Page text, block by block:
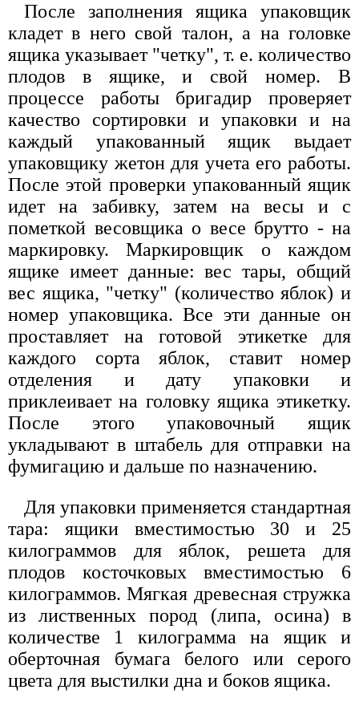
После заполнения ящика упаковщик
кладет в него свой талон, а на головке
ящика указывает "четку", т. е. количество
плодов в ящике, и свой номер. В
процессе работы бригадир проверяет
качество сортировки и упаковки и на
каждый упакованный ящик выдает
упаковщику жетон для учета его работы.
После этой проверки упакованный ящик
идет на забивку, затем на весы и с
пометкой весовщика о весе брутто - на
маркировку. Маркировщик о каждом
ящике имеет данные: вес тары, общий
вес ящика, "четку" (количество яблок) и
номер упаковщика. Все эти данные он
проставляет на готовой этикетке для
каждого сорта яблок, ставит номер
отделения и дату упаковки и
приклеивает на головку ящика этикетку.
После этого упаковочный ящик
укладывают в штабель для отправки на
фумигацию и дальше по назначению.
Для упаковки применяется стандартная
тара: ящики вместимостью 30 и 25
килограммов для яблок, решета для
плодов косточковых вместимостью 6
килограммов. Мягкая древесная стружка
из лиственных пород (липа, осина) в
количестве 1 килограмма на ящик и
оберточная бумага белого или серого
цвета для выстилки дна и боков ящика.